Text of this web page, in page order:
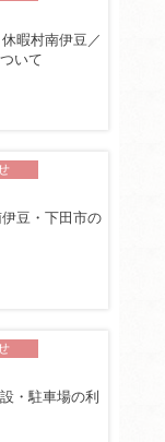
休暇村南伊豆／
いて
伊豆・下田市の
・駐車場の利